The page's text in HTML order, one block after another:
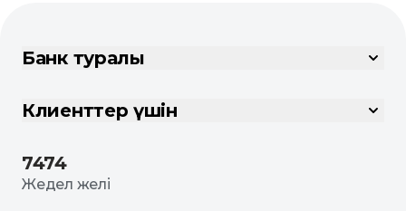
Банк туралы
Клиенттер үшін
7474
Жедел желі